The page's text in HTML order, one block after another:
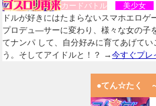
カードバトル 美少女
ドルが好きにはたまらないスマホエロゲ
プロデュ―サーに変わり、様々な女の子
てナンパ して、自分好みに育てあげてい
う。そしてアイドルと！？ →今すぐプレ
●てん☆たく